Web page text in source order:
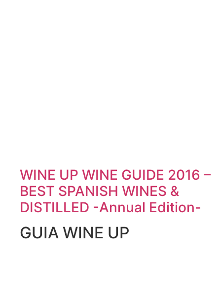
WINE UP WINE GUIDE 2016 –
BEST SPANISH WINES &
DISTILLED -Annual Edition-
GUIA WINE UP